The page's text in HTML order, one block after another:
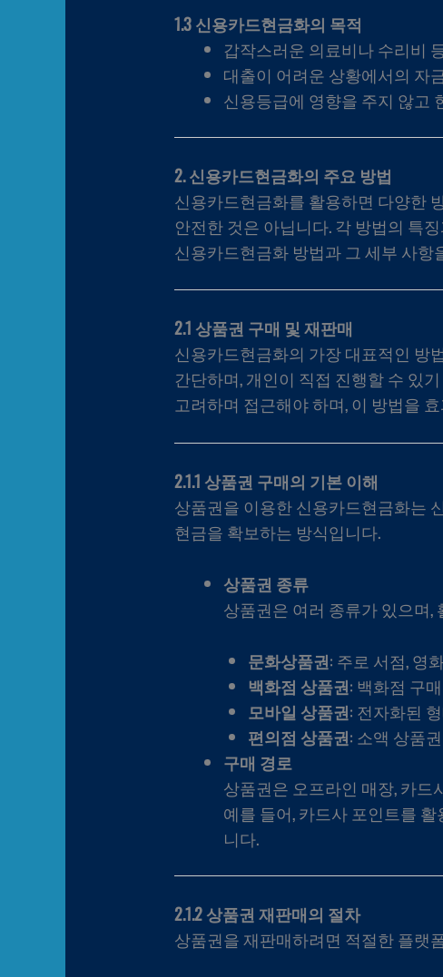
1.3 신용카드현금화의 목적
갑작스러운 의료비나 수리비
대출이 어려운 상황에서의 자
신용등급에 영향을 주지 않고
2. 신용카드현금화의 주요 방법
신용카드현금화를 활용하면 다양한
안전한 것은 아닙니다. 각 방법의 특
신용카드현금화 방법과 그 세부 사항
2.1 상품권 구매 및 재판매
신용카드현금화의 가장 대표적인 방
간단하며, 개인이 직접 진행할 수 있
고려하며 접근해야 하며, 이 방법을
2.1.1 상품권 구매의 기본 이해
상품권을 이용한 신용카드현금화는
현금을 확보하는 방식입니다.
상품권 종류
상품권은 여러 종류가 있으며
문화상품권: 주로 서점, 영
백화점 상품권: 백화점 구
모바일 상품권: 전자화된
편의점 상품권: 소액 상품
구매 경로
상품권은 오프라인 매장, 카드
예를 들어, 카드사 포인트를
니다.
2.1.2 상품권 재판매의 절차
상품권을 재판매하려면 적절한 플랫